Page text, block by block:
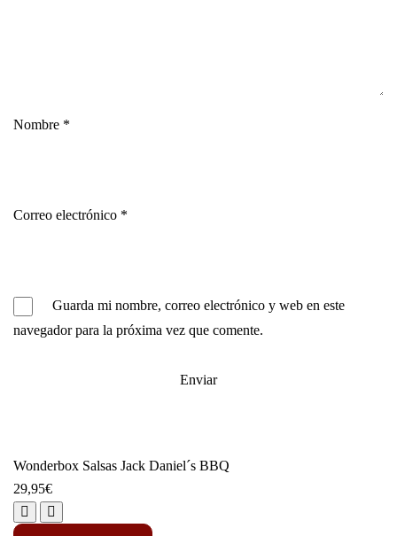
Nombre *
Correo electrónico *
Guarda mi nombre, correo electrónico y web en este
navegador para la próxima vez que comente.
Wonderbox Salsas Jack Daniel´s BBQ
29,95€